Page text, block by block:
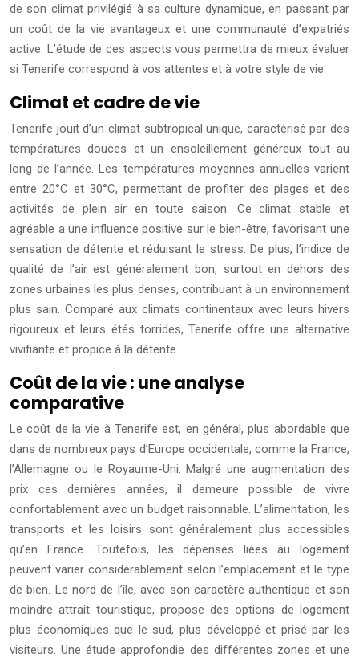
de son climat privilégié à sa culture dynamique, en passant par
un coût de la vie avantageux et une communauté d’expatriés
active. L’étude de ces aspects vous permettra de mieux évaluer
si Tenerife correspond à vos attentes et à votre style de vie.
Climat et cadre de vie
Tenerife jouit d’un climat subtropical unique, caractérisé par des
températures douces et un ensoleillement généreux tout au
long de l’année. Les températures moyennes annuelles varient
entre 20°C et 30°C, permettant de profiter des plages et des
activités de plein air en toute saison. Ce climat stable et
agréable a une influence positive sur le bien-être, favorisant une
sensation de détente et réduisant le stress. De plus, l’indice de
qualité de l’air est généralement bon, surtout en dehors des
zones urbaines les plus denses, contribuant à un environnement
plus sain. Comparé aux climats continentaux avec leurs hivers
rigoureux et leurs étés torrides, Tenerife offre une alternative
vivifiante et propice à la détente.
Coût de la vie : une analyse
comparative
Le coût de la vie à Tenerife est, en général, plus abordable que
dans de nombreux pays d’Europe occidentale, comme la France,
l’Allemagne ou le Royaume-Uni. Malgré une augmentation des
prix ces dernières années, il demeure possible de vivre
confortablement avec un budget raisonnable. L’alimentation, les
transports et les loisirs sont généralement plus accessibles
qu’en France. Toutefois, les dépenses liées au logement
peuvent varier considérablement selon l’emplacement et le type
de bien. Le nord de l’île, avec son caractère authentique et son
moindre attrait touristique, propose des options de logement
plus économiques que le sud, plus développé et prisé par les
visiteurs. Une étude approfondie des différentes zones et une